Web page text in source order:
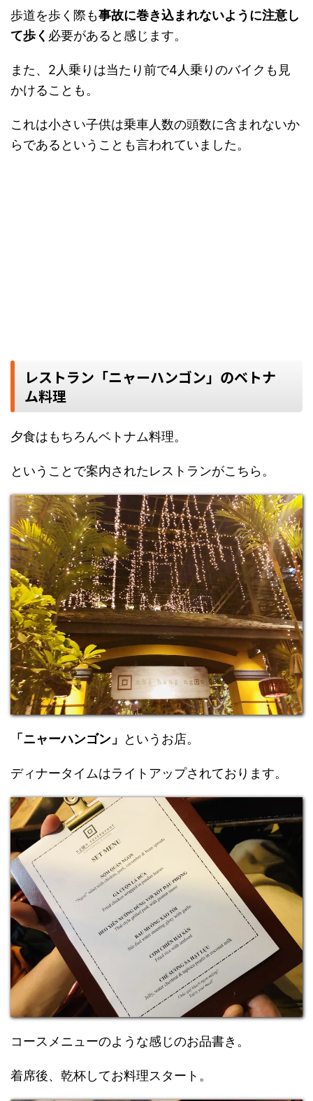
歩道を歩く際も事故に巻き込まれないように注意し
て歩く 必要があると感じます。
また、2人乗りは当たり前で4人乗りのバイクも見
かけることも。
これは小さい子供は乗車人数の頭数に含まれないか
らであるということも言われていました。
レストラン「ニャーハンゴン」のベトナ
ム料理
夕食はもちろんベトナム料理。
ということで案内されたレストランがこちら。
「ニャーハンゴン」 というお店。
ディナータイムはライトアップされております。
コースメニューのような感じのお品書き。
着席後、乾杯してお料理スタート。